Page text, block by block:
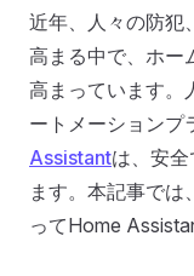
近年、人々の防犯
高まる中で、ホー
高まっています。
ートメーションプ
Assistantは、安
ます。本記事では
ってHome